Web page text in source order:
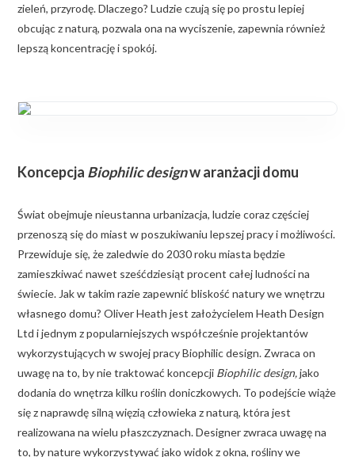
zieleń, przyrodę. Dlaczego? Ludzie czują się po prostu lepiej
obcując z naturą, pozwala ona na wyciszenie, zapewnia również
lepszą koncentrację i spokój.
Koncepcja Biophilic designw aranżacji domu
Świat obejmuje nieustanna urbanizacja, ludzie coraz częściej
przenoszą się do miast w poszukiwaniu lepszej pracy i możliwości.
Przewiduje się, że zaledwie do 2030 roku miasta będzie
zamieszkiwać nawet sześćdziesiąt procent całej ludności na
świecie. Jak w takim razie zapewnić bliskość natury we wnętrzu
własnego domu? Oliver Heath jest założycielem Heath Design
Ltd i jednym z popularniejszych współcześnie projektantów
wykorzystujących w swojej pracy Biophilic design. Zwraca on
uwagę na to, by nie traktować koncepcji Biophilic design,jako
dodania do wnętrza kilku roślin doniczkowych. To podejście wiąże
się z naprawdę silną więzią człowieka z naturą, która jest
realizowana na wielu płaszczyznach. Designer zwraca uwagę na
to, by nature wykorzystywać jako widok z okna, rośliny we